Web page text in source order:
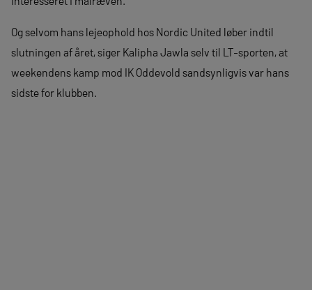
Og selvom hans lejeophold hos Nordic United løber indtil
slutningen af året, siger Kalipha Jawla selv til LT-sporten, at
weekendens kamp mod IK Oddevold sandsynligvis var hans
sidste for klubben.